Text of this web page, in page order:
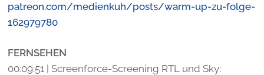
patreon.com/medienkuh/posts/warm-up-zu-folge-
162979780
FERNSEHEN
00:09:51 | Screenforce-Screening RTL und Sky: